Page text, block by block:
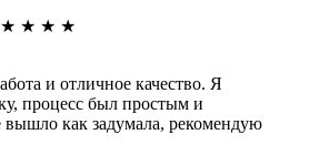
★ ★ ★ ★
и отличное качество. Я
процесс был простым и
как задумала, рекомендую